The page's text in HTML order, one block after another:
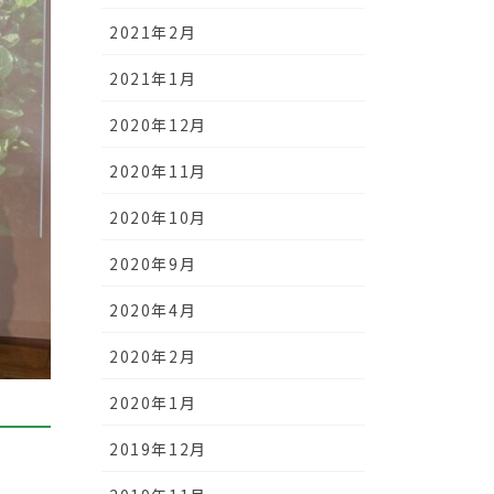
2021年2月
2021年1月
2020年12月
2020年11月
2020年10月
2020年9月
2020年4月
2020年2月
2020年1月
2019年12月